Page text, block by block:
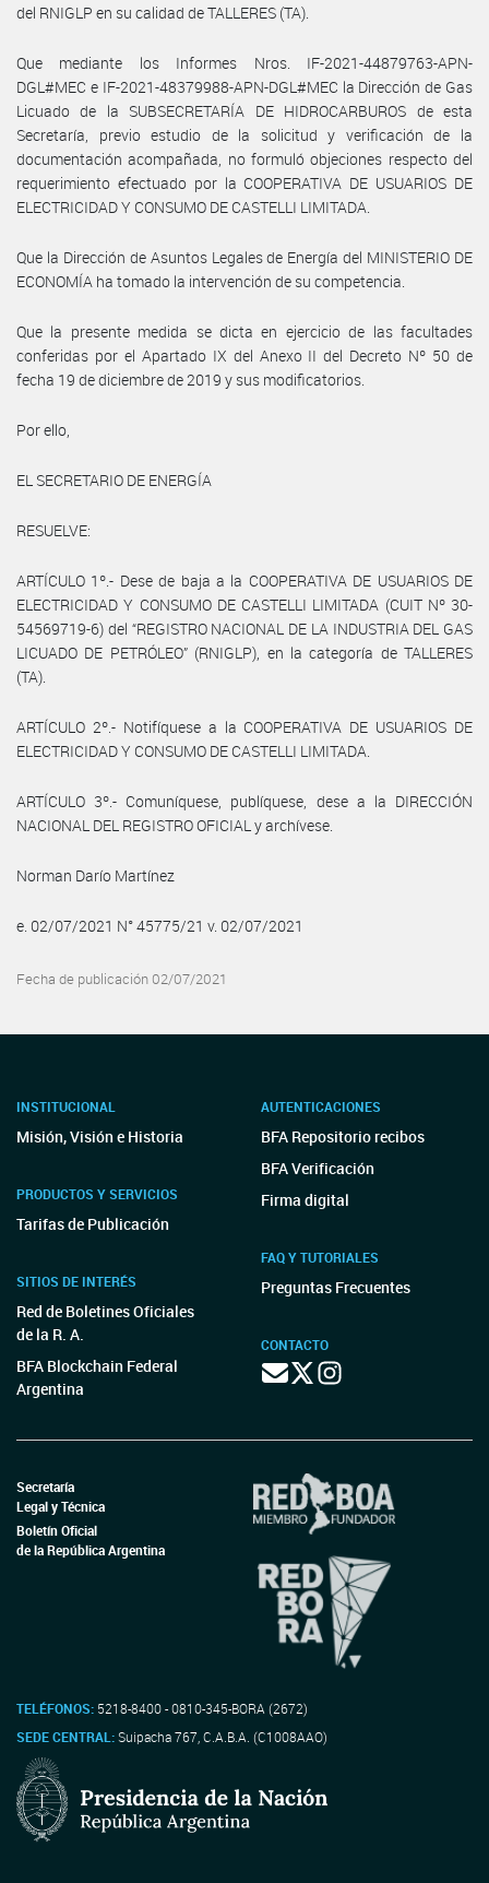
del RNIGLP en su calidad de TALLERES (TA).
Que mediante los Informes Nros. IF-2021-44879763-APN-
DGL#MEC e IF-2021-48379988-APN-DGL#MEC la Dirección de Gas
Licuado de la SUBSECRETARÍA DE HIDROCARBUROS de esta
Secretaría, previo estudio de la solicitud y verificación de la
documentación acompañada, no formuló objeciones respecto del
requerimiento efectuado por la COOPERATIVA DE USUARIOS DE
ELECTRICIDAD Y CONSUMO DE CASTELLI LIMITADA.
Que la Dirección de Asuntos Legales de Energía del MINISTERIO DE
ECONOMÍA ha tomado la intervención de su competencia.
Que la presente medida se dicta en ejercicio de las facultades
conferidas por el Apartado IX del Anexo II del Decreto Nº 50 de
fecha 19 de diciembre de 2019 y sus modificatorios.
Por ello,
EL SECRETARIO DE ENERGÍA
RESUELVE:
ARTÍCULO 1º.- Dese de baja a la COOPERATIVA DE USUARIOS DE
ELECTRICIDAD Y CONSUMO DE CASTELLI LIMITADA (CUIT Nº 30-
54569719-6) del “REGISTRO NACIONAL DE LA INDUSTRIA DEL GAS
LICUADO DE PETRÓLEO” (RNIGLP), en la categoría de TALLERES
(TA).
ARTÍCULO 2º.- Notifíquese a la COOPERATIVA DE USUARIOS DE
ELECTRICIDAD Y CONSUMO DE CASTELLI LIMITADA.
ARTÍCULO 3º.- Comuníquese, publíquese, dese a la DIRECCIÓN
NACIONAL DEL REGISTRO OFICIAL y archívese.
Norman Darío Martínez
e. 02/07/2021 N° 45775/21 v. 02/07/2021
Fecha de publicación 02/07/2021
INSTITUCIONAL
Misión, Visión e Historia
PRODUCTOS Y SERVICIOS
Tarifas de Publicación
SITIOS DE INTERÉS
Red de Boletines Oficiales
de la R. A.
BFA Blockchain Federal
Argentina
AUTENTICACIONES
BFA Repositorio recibos
BFA Verificación
Firma digital
FAQ Y TUTORIALES
Preguntas Frecuentes
CONTACTO
Secretaría
Legal y Técnica
Boletín Oficial
de la República Argentina
TELÉFONOS: 5218-8400 - 0810-345-BORA (2672)
SEDE CENTRAL:Suipacha 767, C.A.B.A. (C1008AAO)